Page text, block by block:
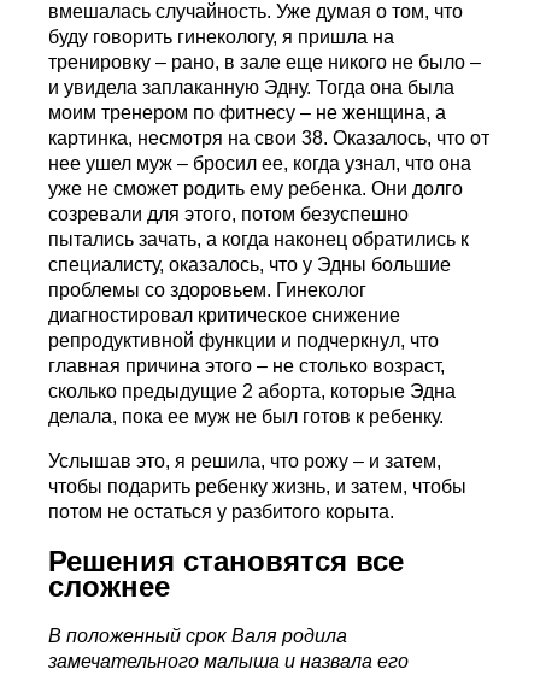
вмешалась случайность. Уже думая о том, что
буду говорить гинекологу, я пришла на
тренировку – рано, в зале еще никого не было –
и увидела заплаканную Эдну. Тогда она была
моим тренером по фитнесу – не женщина, а
картинка, несмотря на свои 38. Оказалось, что от
нее ушел муж – бросил ее, когда узнал, что она
уже не сможет родить ему ребенка. Они долго
созревали для этого, потом безуспешно
пытались зачать, а когда наконец обратились к
специалисту, оказалось, что у Эдны большие
проблемы со здоровьем. Гинеколог
диагностировал критическое снижение
репродуктивной функции и подчеркнул, что
главная причина этого – не столько возраст,
сколько предыдущие 2 аборта, которые Эдна
делала, пока ее муж не был готов к ребенку.
Услышав это, я решила, что рожу – и затем,
чтобы подарить ребенку жизнь, и затем, чтобы
потом не остаться у разбитого корыта.
Решения становятся все
сложнее
В положенный срок Валя родила
замечательного малыша и назвала его